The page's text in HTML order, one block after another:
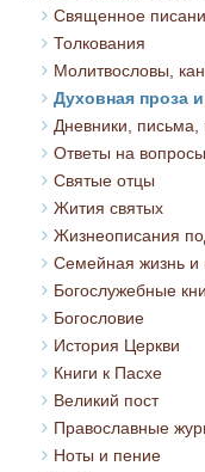
Священное
Толкования
Молитвословы,
Духовная проза
Дневники, письма,
Ответы на
Святые отцы
Жития святых
Жизнеописания
Семейная жизнь и
Богослужебные
Богословие
История Церкви
Книги к Пасхе
Великий пост
Православные
Ноты и пение